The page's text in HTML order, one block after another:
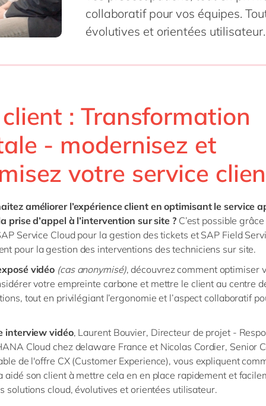
Innovation
Intégration
Support & maintenance
RPA
4HANA Cloud
nos solutions
SAP on Azure
toutes nos solutions
Science
Services
Textiles &
collaboratif pour vos équipes.
évolutives et orientées utilisateur.
: Transformation
- modernisez et
votre service
améliorer l’expérience client en optimisant le service
prise d’appel à l’intervention sur site ?C’est possible
Service Cloud pour la gestion des tickets et SAP Field
pour la gestion des interventions des techniciens sur site.
vidéo (cas anonymisé), découvrez comment optimiser
votre empreinte carbone et mettre le client au centre
tout en privilégiant l’ergonomie et l’aspect collaboratif
interview vidéo, Laurent Bouvier, Directeur de projet -
Cloud chez delaware France et Nicolas Cordier, Senior
de l'offre CX (Customer Experience), vous expliquent
aidé son client à mettre cela en en place rapidement et
solutions cloud, évolutives et orientées utilisateur.